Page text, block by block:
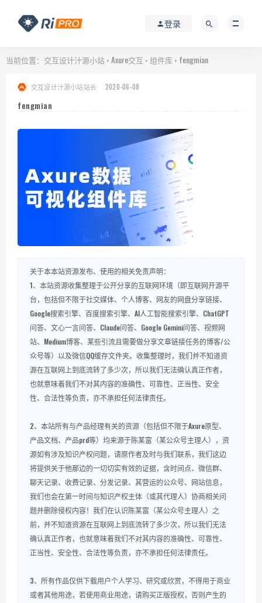
登录
当前位置： 交互设计汁源小站 > Axure交互 > 组件库 > fengmian
交互设计汁源小站站长 2020-06-08
fengmian
关于本本站资源发布、使用的相关免责声明：
1、本站资源收集整理于公开分享的互联网环境（即互联网开源平
台，包括但不限于社交媒体、个人博客、网友的网盘分享链接、
Google搜索引擎、百度搜索引擎、AI人工智能搜索引擎、ChatGPT
问答、文心一言问答、Claude问答、Google Gemini问答、视频网
站、Medium博客、某些引流且需要做分享文章链接任务的博客/公
众号等）以及微信QQ缓存文件夹。收集整理时，我们并不知道资
源在互联网上到底流转了多少次，所以我们无法确认真正作者，
也就意味着我们不对其内容的准确性、可靠性、正当性、安全
性、合法性等负责，亦不承担任何法律责任。
2、本站所有与产品经理有关的资源（包括但不限于Axure原型、
产品文档、产品prd等）均来源于陈某富（某公众号主理人），资
源如有涉及知识产权问题，请原作者及时与我们联系，我们这边
将提供关于他那边的一切切实有效的证据，含时间点、微信群、
聊天记录、收费记录、分发记录、其营运的公众号、网站信息，
我们也会在第一时间与知识产权主体（或其代理人）协商相关问
题并删除侵权内容！我们在认识陈某富（某公众号主理人）之
前，并不知道资源在互联网上到底流转了多少次，所以我们无法
确认真正作者，也就意味着我们不对其内容的准确性、可靠性、
正当性、安全性、合法性等负责，亦不承担任何法律责任。
3、所有作品仅供下载用户个人学习、研究或欣赏，不得用于商业
或者其他用途，若使用商业用途，请购买正版授权，否则产生的